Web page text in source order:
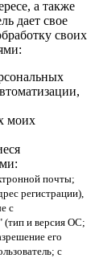
а также
дает свое
своих
моих
почты;
регистрации),
с
(тип и версия ОС;
его
с